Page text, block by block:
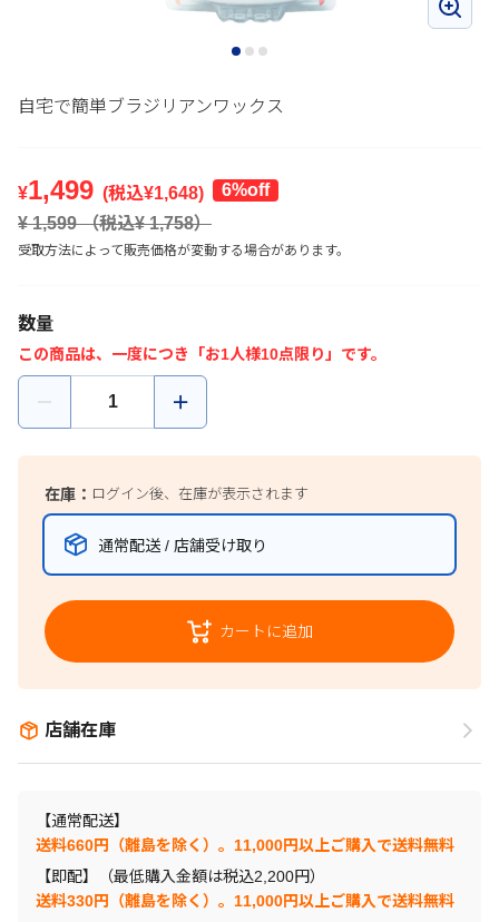
自宅で簡単ブラジリアンワックス
¥1,499 (税込¥1,648)
6%off
¥ 1,599（税込¥1,758）
受取方法によって販売価格が変動する場合があります。
数量
この商品は、一度につき「お1人様10点限り」です。
在庫： ログイン後、在庫が表示されます
通常配送 / 店舗受け取り
カートに追加
店舗在庫
【通常配送】
送料660円（離島を除く）。11,000円以上ご購入で送料無料
【即配】（最低購入金額は税込2,200円）
送料330円（離島を除く）。11,000円以上ご購入で送料無料